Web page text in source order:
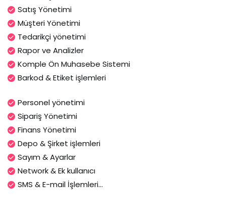
Satış Yönetimi
Müşteri Yönetimi
Tedarikçi yönetimi
Rapor ve Analizler
Komple Ön Muhasebe Sistemi
Barkod & Etiket işlemleri
Personel yönetimi
Sipariş Yönetimi
Finans Yönetimi
Depo & Şirket işlemleri
Sayım & Ayarlar
Network & Ek kullanıcı
SMS & E-mail İşlemleri...